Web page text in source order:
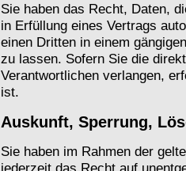
Sie haben das Recht, Daten,
in Erfüllung eines Vertrags
einen Dritten in einem
zu lassen. Sofern Sie die
Verantwortlichen verlangen,
ist.
Auskunft, Sperrung,
Sie haben im Rahmen der